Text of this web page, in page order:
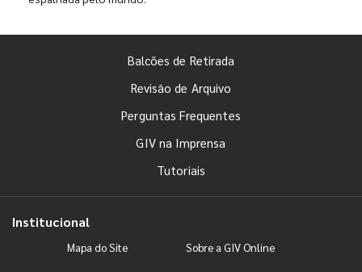
Balcões de Retirada
Revisão de Arquivo
Perguntas Frequentes
GIV na Imprensa
Tutoriais
Institucional
Mapa do Site Sobre a GIV Online